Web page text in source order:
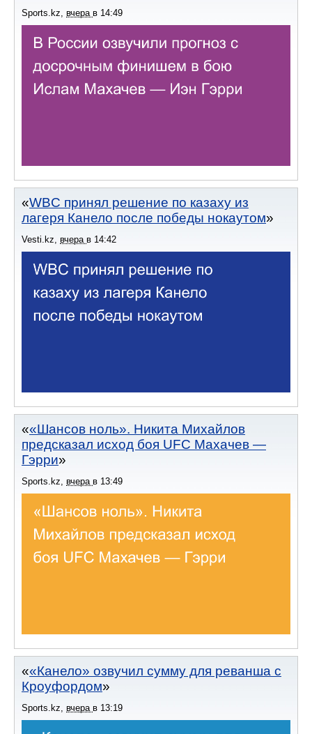
Sports.kz, вчера в 14:49
WBC принял решение по казаху из
лагеря Канело после победы нокаутом
Vesti.kz, вчера в 14:42
«Шансов ноль». Никита Михайлов
предсказал исход боя UFC Махачев —
Гэрри
Sports.kz вчера в 13:49
«Канело» озвучил сумму для реванша с
Кроуфордом
Sports.kz вчера в 13:19